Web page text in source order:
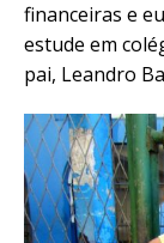
financeiras e
estude em
pai, Leandro